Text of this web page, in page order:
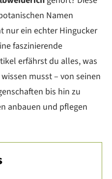
Namen
nur ein echter Hingucker
faszinierende
erfährst du alles, was
musst – von seinen
bis hin zu
anbauen und pflegen